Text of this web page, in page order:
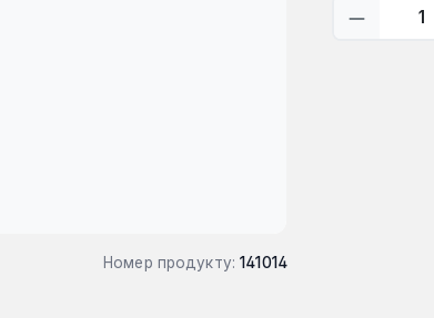
Номер продукту: 141014